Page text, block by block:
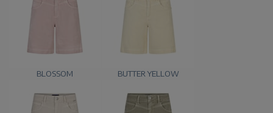
BLOSSOM BUTTER YELLOW